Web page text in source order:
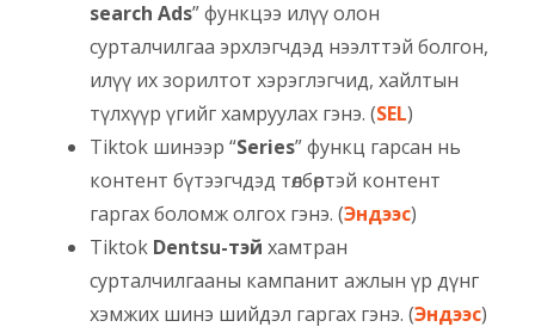
search Ads” функцээ илүү олон
сурталчилгаа эрхлэгчдэд нээлттэй болгон,
илүү их зорилтот хэрэглэгчид, хайлтын
түлхүүр үгийг хамруулах гэнэ. (SEL)
Tiktok шинээр “Series” функц гарсан нь
контент бүтээгчдэд төлбөртэй контент
гаргах боломж олгох гэнэ. (Эндээс)
Tiktok Dentsu-тэй хамтран
сурталчилгааны кампанит ажлын үр дүнг
хэмжих шинэ шийдэл гаргах гэнэ. (Эндээс)